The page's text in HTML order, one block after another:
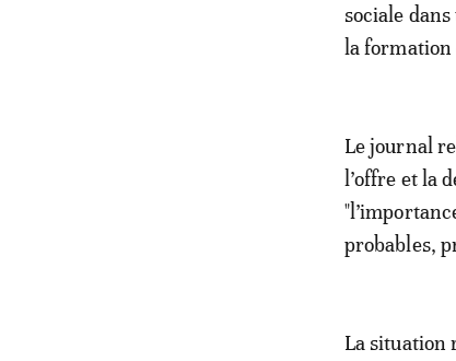
sociale
la formation
Le journal
l’offre et la
probables,
La situation